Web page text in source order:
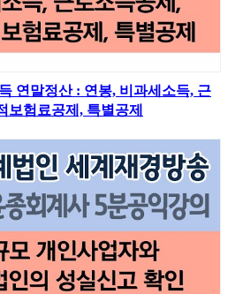
연말정산 : 연봉, 비과세소득, 근
보험료공제, 특별공제